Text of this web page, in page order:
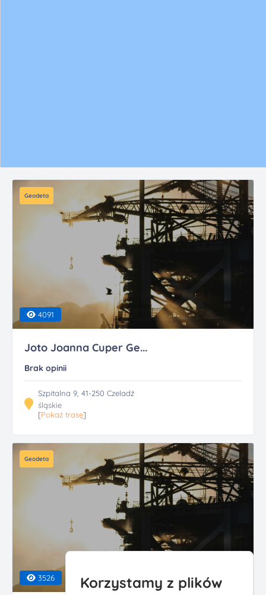
Geodeta
4091
Joto Joanna Cuper Ge...
Brak opinii
Szpitalna 9, 41-250 Czeladź
śląskie
[Pokaż trasę]
Geodeta
3526
Korzystamy z plików